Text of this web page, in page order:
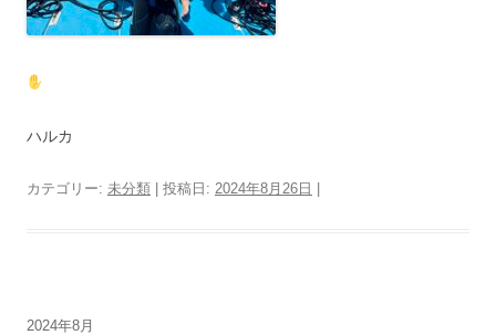
ハルカ
カテゴリー: 未分類 | 投稿日: 2024年8月26日
2024年8月